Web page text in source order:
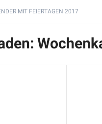
MIT FEIERTAGEN 2017